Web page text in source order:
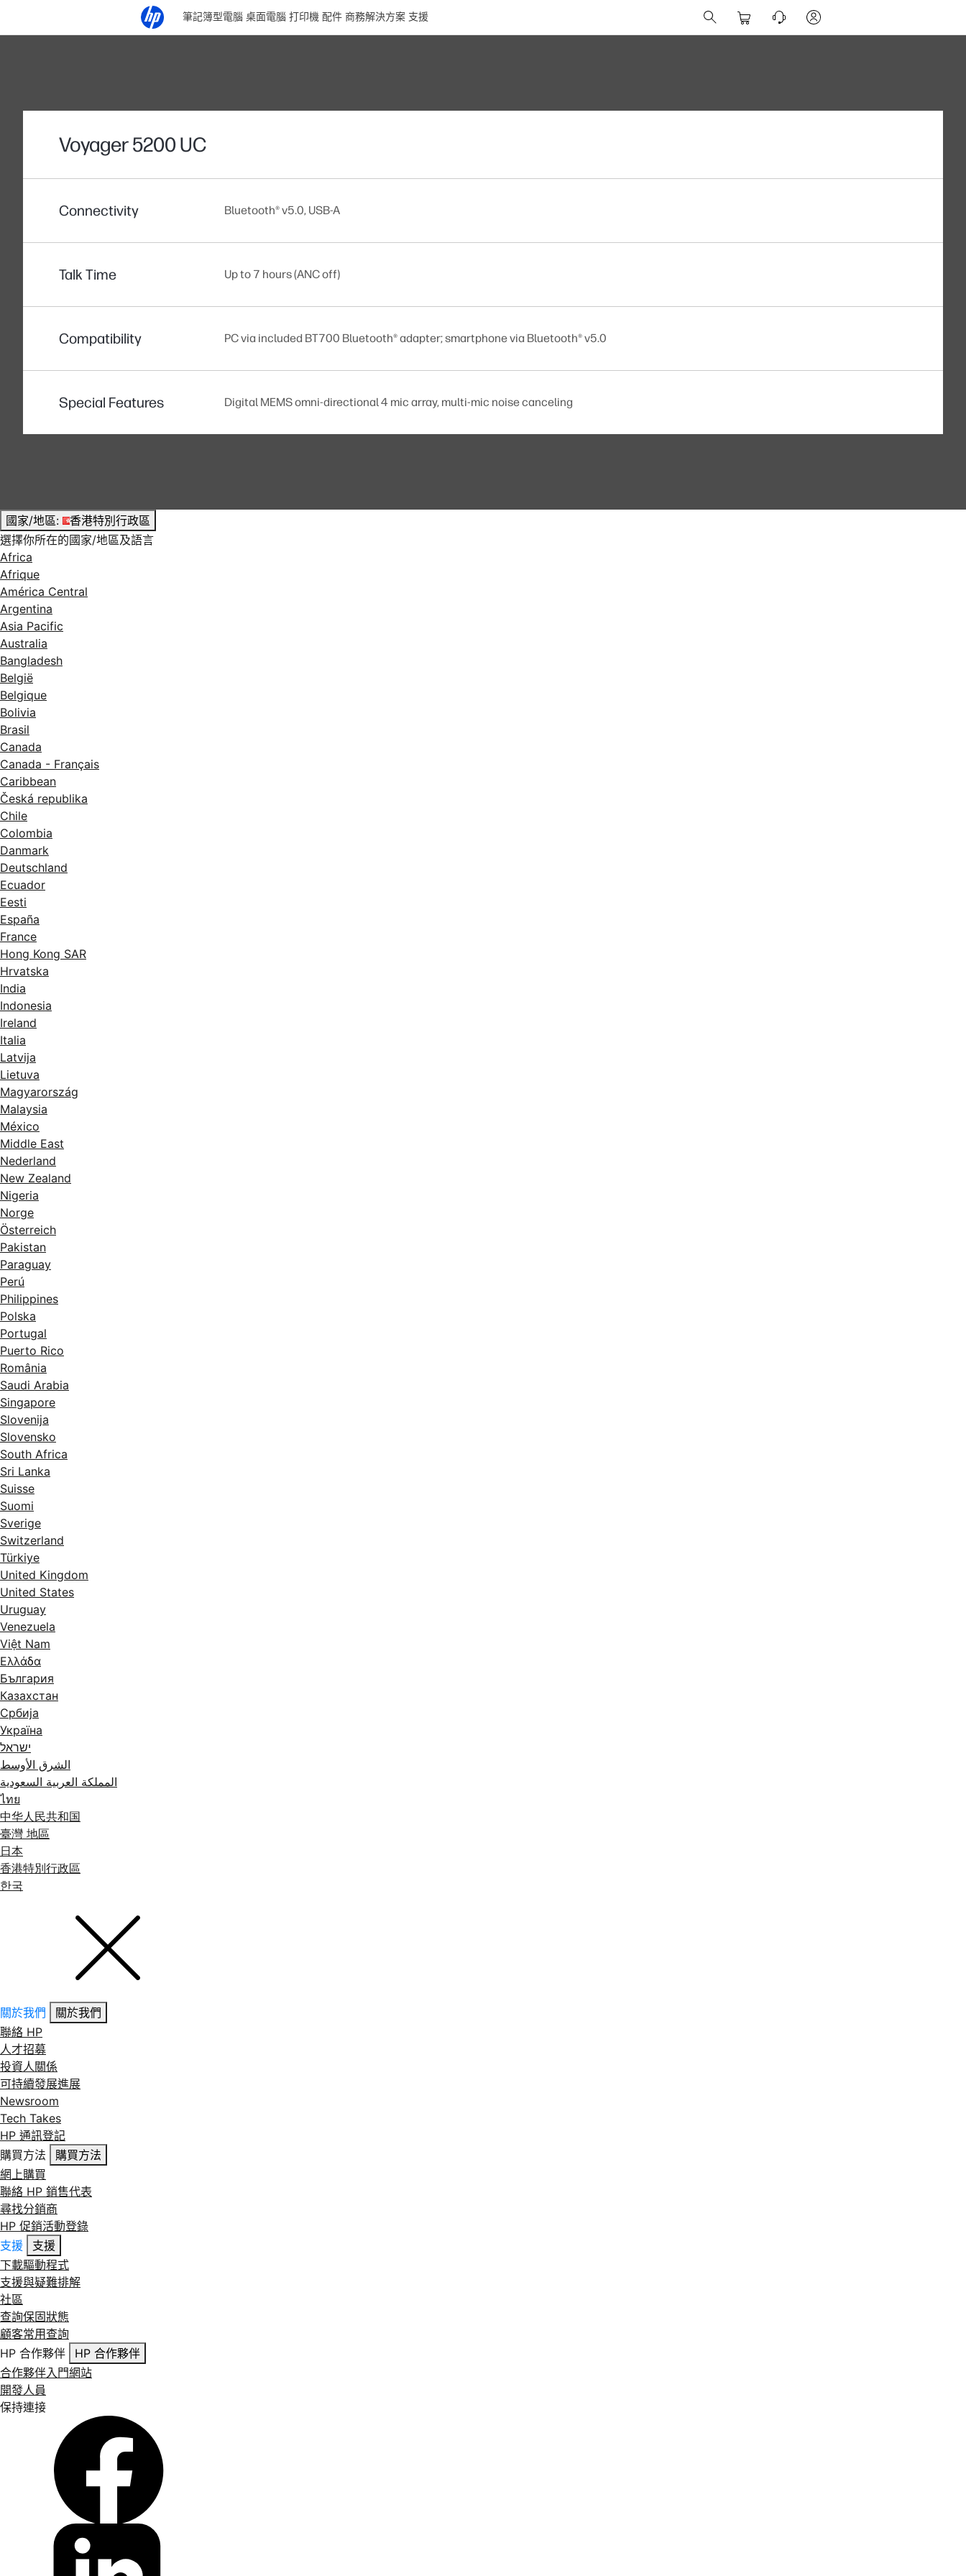
筆記簿型電腦 桌面電腦 打印機 配件 商務解決方案 支援
Voyager 5200 UC
Connectivity
Talk Time
Compatibility
Special Features
Bluetooth® v5.0, USB-A
Up to 7 hours (ANC off)
PC via included BT700 Bluetooth® adapter; smartphone via Bluetooth® v5.0
Digital MEMS omni-directional 4 mic array, multi-mic noise canceling
國家/地區:
香港特別行政區
選擇你所在的國家/地區及語言
Africa
Afrique
América Central
Argentina
Asia Pacific
Australia
Bangladesh
België
Belgique
Bolivia
Brasil
Canada
Canada - Français
Caribbean
Česká republika
Chile
Colombia
Danmark
Deutschland
Ecuador
Eesti
España
France
Hong Kong SAR
Hrvatska
India
Indonesia
Ireland
Italia
Latvija
Lietuva
Magyarország
Malaysia
México
Middle East
Nederland
New Zealand
Nigeria
Norge
Österreich
Pakistan
Paraguay
Perú
Philippines
Polska
Portugal
Puerto Rico
România
Saudi Arabia
Singapore
Slovenija
Slovensko
South Africa
Sri Lanka
Suisse
Suomi
Sverige
Switzerland
Türkiye
United Kingdom
United States
Uruguay
Venezuela
Việt Nam
Ελλάδα
България
Казахстан
Србија
Україна
ישראל
الشرق الأوسط
المملكة العربية السعودية
ไทย
中华人民共和国
臺灣 地區
日本
香港特別行政區
한국
關於我們
關於我們
聯絡 HP
人才招募
投資人關係
可持續發展進展
Newsroom
Tech Takes
HP 通訊登記
購買方法
購買方法
網上購買
聯絡 HP 銷售代表
尋找分銷商
HP 促銷活動登錄
支援
支援
下載驅動程式
支援與疑難排解
社區
查詢保固狀態
顧客常用查詢
HP 合作夥伴
HP 合作夥伴
合作夥伴入門網站
開發人員
保持連接